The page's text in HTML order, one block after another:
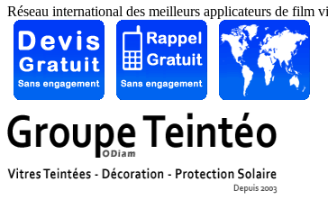
Réseau international des meilleurs applicateurs de film